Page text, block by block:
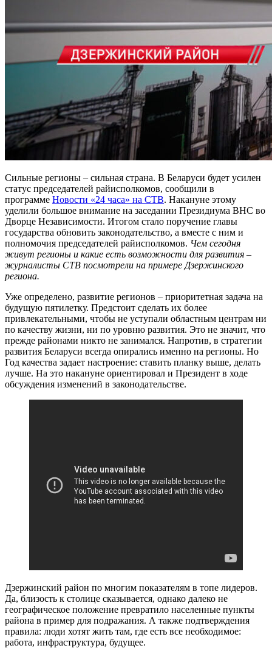
Сильные регионы – сильная страна. В Беларуси будет усилен
статус председателей райисполкомов, сообщили в
программе Новости «24 часа» на СТВ. Накануне этому
уделили большое внимание на заседании Президиума ВНС во
Дворце Независимости. Итогом стало поручение главы
государства обновить законодательство, а вместе с ним и
полномочия председателей райисполкомов. Чем сегодня
живут регионы и какие есть возможности для развития –
журналисты СТВ посмотрели на примере Дзержинского
региона.
Уже определено, развитие регионов – приоритетная задача на
будущую пятилетку. Предстоит сделать их более
привлекательными, чтобы не уступали областным центрам ни
по качеству жизни, ни по уровню развития. Это не значит, что
прежде районами никто не занимался. Напротив, в стратегии
развития Беларуси всегда опирались именно на регионы. Но
Год качества задает настроение: ставить планку выше, делать
лучше. На это накануне ориентировал и Президент в ходе
обсуждения изменений в законодательстве.
Дзержинский район по многим показателям в топе лидеров.
Да, близость к столице сказывается, однако далеко не
географическое положение превратило населенные пункты
района в пример для подражания. А также подтверждения
правила: люди хотят жить там, где есть все необходимое:
работа, инфраструктура, будущее.